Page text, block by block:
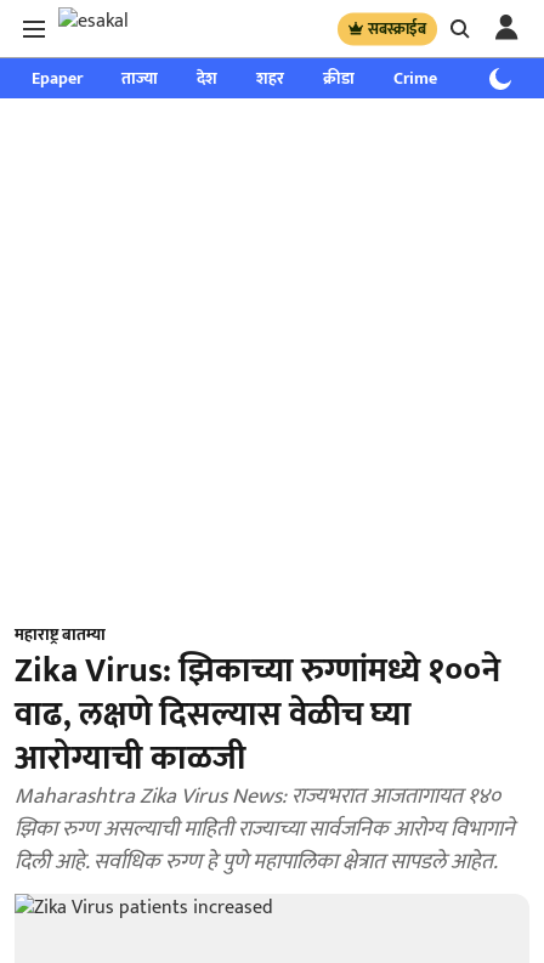
सबस्क्राईब
Epaper ताज्या देश शहर क्रीडा Crime साप्ताहिक
महाराष्ट्र बातम्या
Zika Virus: झिकाच्या रुग्णांमध्ये १००ने
वाढ, लक्षणे दिसल्यास वेळीच घ्या
आरोग्याची काळजी
Maharashtra Zika Virus News: राज्यभरात आजतागायत १४०
झिका रुग्ण असल्याची माहिती राज्याच्या सार्वजनिक आरोग्य विभागाने
दिली आहे. सर्वाधिक रुग्ण हे पुणे महापालिका क्षेत्रात सापडले आहेत.